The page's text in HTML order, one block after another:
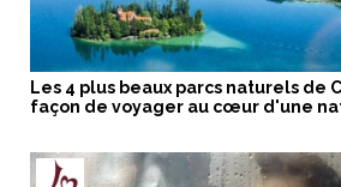
Les 4 plus beaux parcs naturels de
façon de voyager au cœur d'une